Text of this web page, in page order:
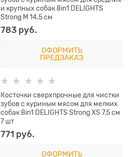
и крупных собак 8in1 DELIGHTS
Strong M 14,5 см
783 руб.
ОФОРМИТЬ
ПРЕДЗАКАЗ
Косточки сверхпрочные для чистки
зубов с куриным мясом для мелких
собак 8in1 DELIGHTS Strong XS 7,5 см
7 шт
771 руб.
ОФОРМИТЬ